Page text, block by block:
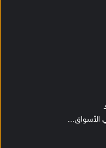
الأسواق...